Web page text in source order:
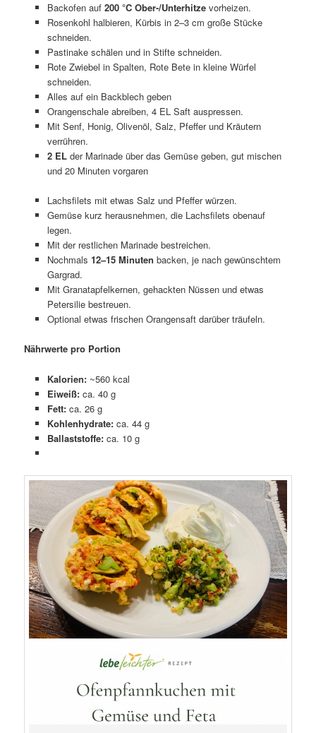
Backofen auf 200 °C Ober-/Unterhitzevorheizen.
Rosenkohl halbieren, Kürbis in 2–3 cm große Stücke
schneiden.
Pastinake schälen und in Stifte schneiden.
Rote Zwiebel in Spalten, Rote Bete in kleine Würfel
schneiden.
Alles auf ein Backblech geben
Orangenschale abreiben, 4 EL Saft auspressen.
Mit Senf, Honig, Olivenöl, Salz, Pfeffer und Kräutern
verrühren.
2 ELder Marinade über das Gemüse geben, gut mischen
und 20 Minuten vorgaren
Lachsfilets mit etwas Salz und Pfeffer würzen.
Gemüse kurz herausnehmen, die Lachsfilets obenauf
legen.
Mit der restlichen Marinade bestreichen.
Nochmals 12–15 Minuten backen, je nach gewünschtem
Gargrad.
Mit Granatapfelkernen, gehackten Nüssen und etwas
Petersilie bestreuen.
Optional etwas frischen Orangensaft darüber träufeln.
Nährwerte pro Portion
Kalorien:~560 kcal
Eiweiß:ca. 40 g
Fett:ca. 26 g
Kohlenhydrate:ca. 44 g
Ballaststoffe:ca. 10 g